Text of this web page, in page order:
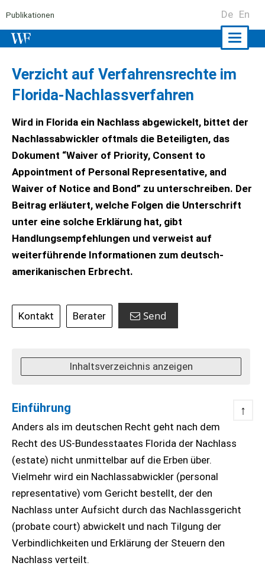
Publikationen De En
Verzicht auf Verfahrensrechte im
Florida-Nachlassverfahren
Wird in Florida ein Nachlass abgewickelt, bittet der
Nachlassabwickler oftmals die Beteiligten, das
Dokument “Waiver of Priority, Consent to
Appointment of Personal Representative, and
Waiver of Notice and Bond” zu unterschreiben. Der
Beitrag erläutert, welche Folgen die Unterschrift
unter eine solche Erklärung hat, gibt
Handlungsempfehlungen und verweist auf
weiterführende Informationen zum deutsch-
amerikanischen Erbrecht.
Kontakt Berater Send
Inhaltsverzeichnis anzeigen
Einführung ↑
Anders als im deutschen Recht geht nach dem
Recht des US-Bundesstaates Florida der Nachlass
(estate) nicht unmittelbar auf die Erben über.
Vielmehr wird ein Nachlassabwickler (personal
representative) vom Gericht bestellt, der den
Nachlass unter Aufsicht durch das Nachlassgericht
(probate court) abwickelt und nach Tilgung der
Verbindlichkeiten und Erklärung der Steuern den
Nachlass verteilt.